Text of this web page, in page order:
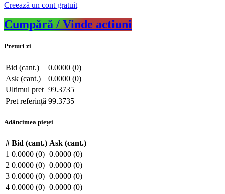
Creează un cont gratuit
Cumpără / Vinde actiuni
Preturi zi
Bid (cant.)
0.0000 (0)
Ask (cant.)
0.0000 (0)
Ultimul pret 99.3735
Pret referință 99.3735
Adâncimea pieței
# Bid (cant.) Ask (cant.)
1 0.0000 (0) 0.0000 (0)
2 0.0000 (0) 0.0000 (0)
3 0.0000 (0) 0.0000 (0)
4 0.0000 (0) 0.0000 (0)